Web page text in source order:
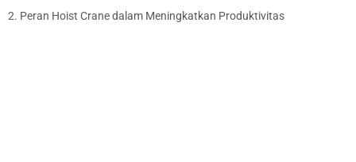
2. Peran Hoist Crane dalam Meningkatkan Produktivitas